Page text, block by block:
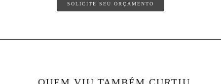
SOLICITE SEU ORÇAMENTO